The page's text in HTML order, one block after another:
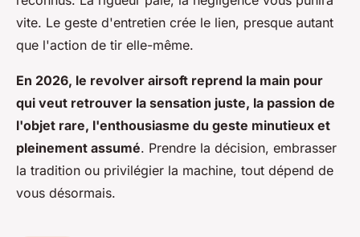
vite. Le geste d'entretien crée le lien, presque autant
que l'action de tir elle-même.
En 2026, le revolver airsoft reprend la main pour
qui veut retrouver la sensation juste, la passion de
l'objet rare, l'enthousiasme du geste minutieux et
pleinement assumé. Prendre la décision, embrasser
la tradition ou privilégier la machine, tout dépend de
vous désormais.